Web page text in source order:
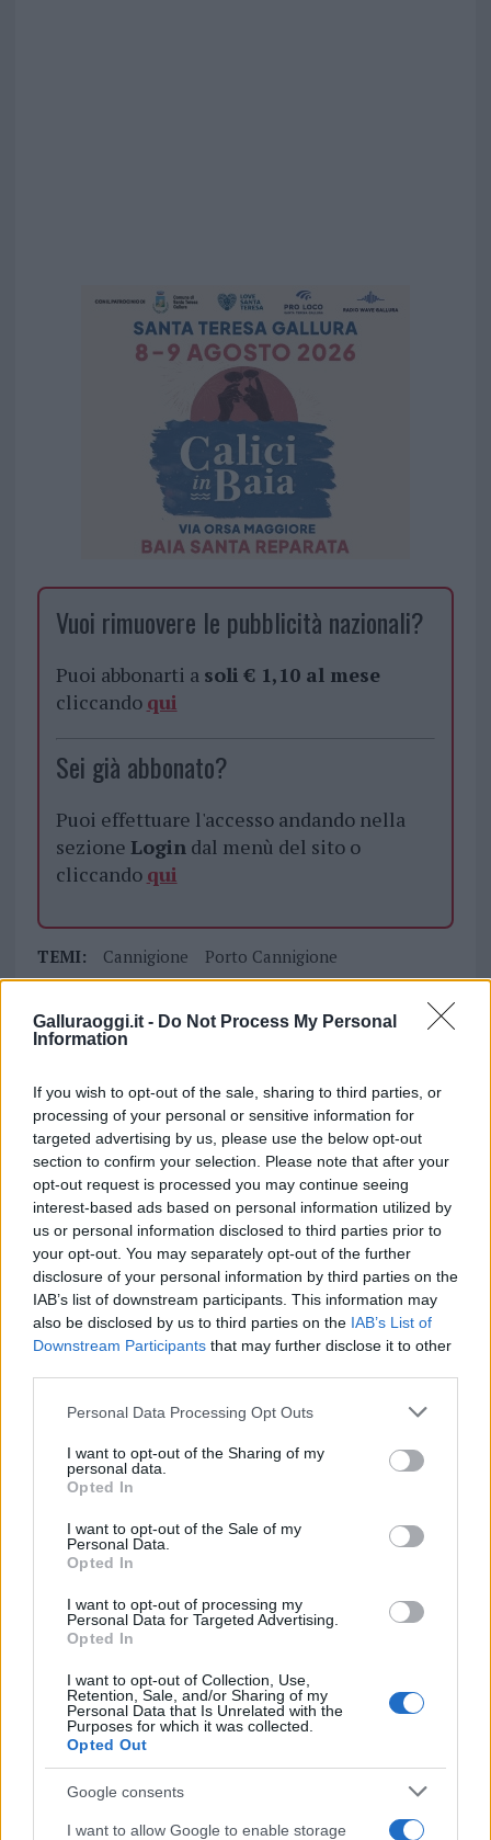
Galluraoggi.it - Do Not Process My Personal
Information
If you wish to opt-out of the sale, sharing to third parties, or
processing of your personal or sensitive information for
targeted advertising by us, please use the below opt-out
section to confirm your selection. Please note that after your
opt-out request is processed you may continue seeing
interest-based ads based on personal information utilized by
us or personal information disclosed to third parties prior to
your opt-out. You may separately opt-out of the further
disclosure of your personal information by third parties on the
IAB’s list of downstream participants. This information may
also be disclosed by us to third parties on the IAB’s List of
Downstream Participants that may further disclose it to other
Please note that this website/app uses one or more Google
not limited to your visit or usage behaviour. You may click to
grant or deny consent to Google and its third-party tags to
use your data for below specified purposes in below Google
consent section.
Personal Data Processing Opt Outs
I want to opt-out of the Sharing of my
personal data.
Opted In
I want to opt-out of the Sale of my
Personal Data.
Opted In
I want to opt-out of processing my
Personal Data for Targeted Advertising.
Opted In
I want to opt-out of Collection, Use,
Retention, Sale, and/or Sharing of my
Personal Data that Is Unrelated with the
Purposes for which it was collected.
Opted Out
Google consents
I want to allow Google to enable storage
Vuoi rimuovere le pubblicità nazionali?
Puoi abbonarti a soli € 1,10 al mese
cliccando qui
Sei già abbonato?
Puoi effettuare l'accesso andando nella
sezione Logindal menù del sito o
cliccando qui
TEMI: Cannigione
Porto Cannigione
Porto Di Cannigione
Inviaci le tue segnalazioni,
Su WhatsApp al numero +39
345 356 7512
Notizie in tempo reale?
Entra nel canale telegram di
GalluraOggi.it
Ricevi le nostre ultime news
da Google News
Condividi l'articolo
F
a
ce
b
o
o
T
w
it
te
r
Pi
n
te
re
st
W
h
at
s
A
p
p
S
h
a
re
Articolo precedente
Prossimo articolo
NOTIZIE RECENTI